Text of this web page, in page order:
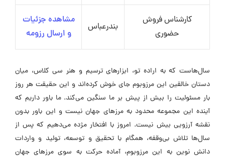
کارشناس فروش
حضوری
بندرعباس
مشاهده جزئیات
و ارسال رزومه
سال‌هاست که به اراده تو، ابزارهای ترسیم و هنر سی کلاس، میان
دستان خالقین این مرزوبوم جای خوش کرده‌اند و این حقیقت هر روز
بار مسئولیت را بیش از پیش بر ما سنگین می‌کند. ما باور داریم که
آینده این مجموعه محدود به مرزهای جهان نیست و این باور بدون
نقشه آرزویی بیش نیست. امروز با افتخار مژده می‌دهیم که پس از
سال‌ها تلاش بی‌وقفه، همگام با تحقیق و توسعه، تولید و واردات
دانش نوین به این مرزوبوم، آماده حرکت به سوی مرزهای جهان